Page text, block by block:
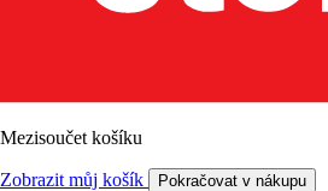
Mezisoučet košíku
Zobrazit můj košík Pokračovat v nákupu